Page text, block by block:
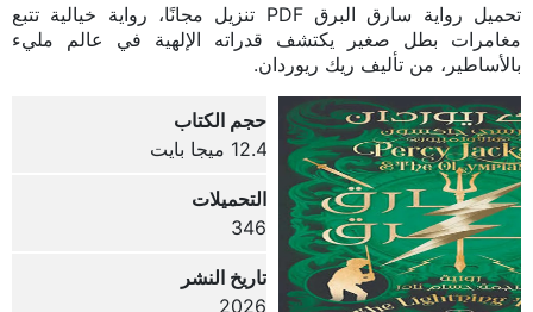
تحميل رواية سارق البرق PDF تنزيل مجانًا، رواية خيالية تتبع
مغامرات بطل صغير يكتشف قدراته الإلهية في عالم مليء
بالأساطير، من تأليف ريك ريوردان.
حجم الكتاب
12.4 ميجا بايت
التحميلات
346
تاريخ النشر
2026